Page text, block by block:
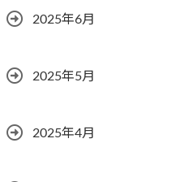
2025年6月
2025年5月
2025年4月